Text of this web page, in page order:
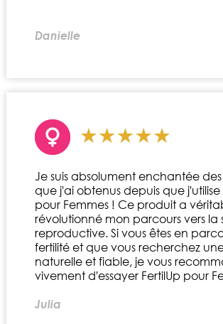
Danielle
Je suis absolument enchantée des
que j'ai obtenus depuis que j'utilise
pour Femmes ! Ce produit a
révolutionné mon parcours vers la
reproductive. Si vous êtes en
fertilité et que vous recherchez
naturelle et fiable, je vous
vivement d'essayer FertilUp pour
Julia